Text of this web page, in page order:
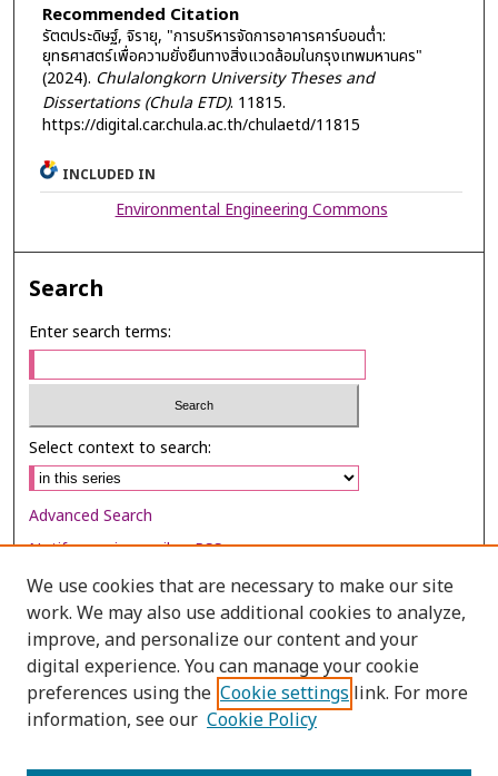
Recommended Citation
รัตตประดิษฐ์, จิรายุ, "การบริหารจัดการอาคารคาร์บอนต่ำ:
ยุทธศาสตร์เพื่อความยั่งยืนทางสิ่งแวดล้อมในกรุงเทพมหานคร"
(2024). Chulalongkorn University Theses and
Dissertations (Chula ETD). 11815.
https://digital.car.chula.ac.th/chulaetd/11815
INCLUDED IN
Environmental Engineering Commons
Search
Enter search terms:
Select context to search:
Advanced Search
Notify me via email orRSS
Browse
Collections
Disciplines
Authors
We use cookies that are necessary to make our site
work. We may also use additional cookies to analyze,
improve, and personalize our content and your
digital experience. You can manage your cookie
preferences using the Cookie settings link. For more
information, see our Cookie Policy